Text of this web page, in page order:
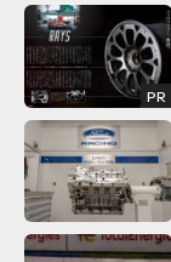
PR